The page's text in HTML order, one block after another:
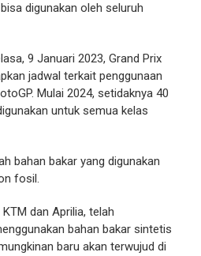
digunakan oleh seluruh
9 Januari 2023, Grand Prix
jadwal terkait penggunaan
Mulai 2024, setidaknya 40
untuk semua kelas
bahan bakar yang digunakan
fosil.
dan Aprilia, telah
bahan bakar sintetis
baru akan terwujud di